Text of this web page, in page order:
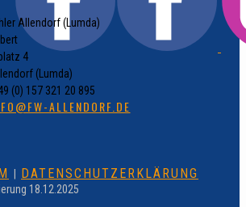
Allendorf (Lumda)
4
(Lumda)
(0) 157 321 20 895
ALLENDORF.DE
DATENSCHUTZERKLÄRUNG
18.12.2025